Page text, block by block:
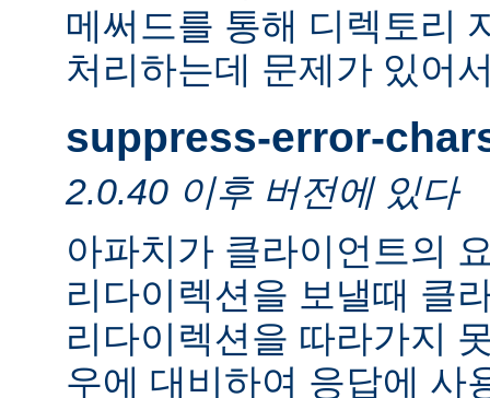
메써드를 통해 디렉토리
처리하는데 문제가 있어
suppress-error-
2.0.40 이후 버전에 있다
아파치가 클라이언트의
리다이렉션을 보낼때 클
리다이렉션을 따라가지
우에 대비하여 응답에 사